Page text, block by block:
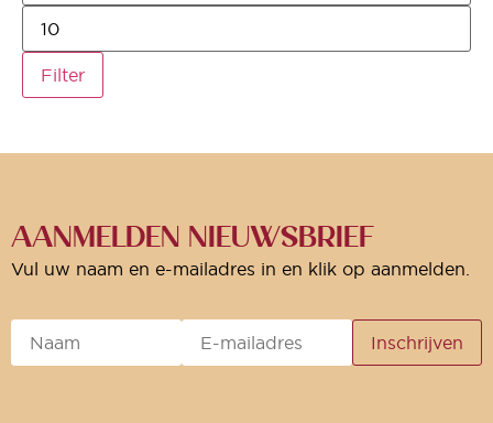
Filter
AANMELDEN NIEUWSBRIEF
Vul uw naam en e-mailadres in en klik op aanmelden.